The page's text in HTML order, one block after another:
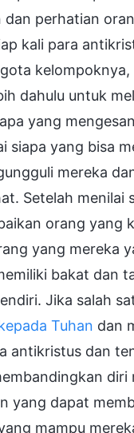
perhatian
kali para
dahulu untuk
yang
yang bisa
mereka
Setelah menilai
orang yang
yang mereka
bakat dan
Jika salah
Tuhan dan
antikristus dan
yang dapat
mampu